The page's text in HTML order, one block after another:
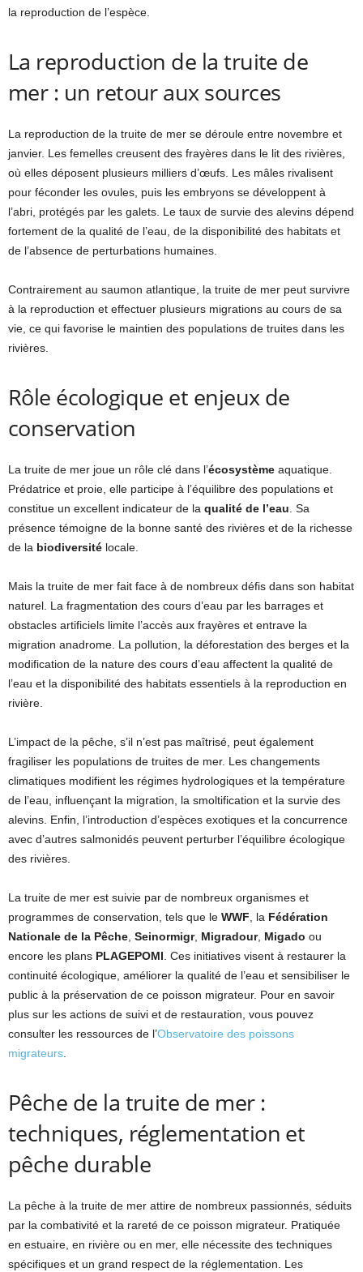
la reproduction de l’espèce.
La reproduction de la truite de
mer : un retour aux sources
La reproduction de la truite de mer se déroule entre novembre et
janvier. Les femelles creusent des frayères dans le lit des rivières,
où elles déposent plusieurs milliers d’œufs. Les mâles rivalisent
pour féconder les ovules, puis les embryons se développent à
l’abri, protégés par les galets. Le taux de survie des alevins dépend
fortement de la qualité de l’eau, de la disponibilité des habitats et
de l’absence de perturbations humaines.
Contrairement au saumon atlantique, la truite de mer peut survivre
à la reproduction et effectuer plusieurs migrations au cours de sa
vie, ce qui favorise le maintien des populations de truites dans les
rivières.
Rôle écologique et enjeux de
conservation
La truite de mer joue un rôle clé dans l’écosystème aquatique.
Prédatrice et proie, elle participe à l’équilibre des populations et
constitue un excellent indicateur de la qualité de l’eau. Sa
présence témoigne de la bonne santé des rivières et de la richesse
de la biodiversité locale.
Mais la truite de mer fait face à de nombreux défis dans son habitat
naturel. La fragmentation des cours d’eau par les barrages et
obstacles artificiels limite l’accès aux frayères et entrave la
migration anadrome. La pollution, la déforestation des berges et la
modification de la nature des cours d’eau affectent la qualité de
l’eau et la disponibilité des habitats essentiels à la reproduction en
rivière.
L’impact de la pêche, s’il n’est pas maîtrisé, peut également
fragiliser les populations de truites de mer. Les changements
climatiques modifient les régimes hydrologiques et la température
de l’eau, influençant la migration, la smoltification et la survie des
alevins. Enfin, l’introduction d’espèces exotiques et la concurrence
avec d’autres salmonidés peuvent perturber l’équilibre écologique
des rivières.
La truite de mer est suivie par de nombreux organismes et
programmes de conservation, tels que le WWF, la Fédération
Nationale de la Pêche, Seinormigr, Migradour, Migado ou
encore les plans PLAGEPOMI. Ces initiatives visent à restaurer la
continuité écologique, améliorer la qualité de l’eau et sensibiliser le
public à la préservation de ce poisson migrateur. Pour en savoir
plus sur les actions de suivi et de restauration, vous pouvez
consulter les ressources de l’Observatoire des poissons
migrateurs.
Pêche de la truite de mer :
techniques, réglementation et
pêche durable
La pêche à la truite de mer attire de nombreux passionnés, séduits
par la combativité et la rareté de ce poisson migrateur. Pratiquée
en estuaire, en rivière ou en mer, elle nécessite des techniques
spécifiques et un grand respect de la réglementation. Les